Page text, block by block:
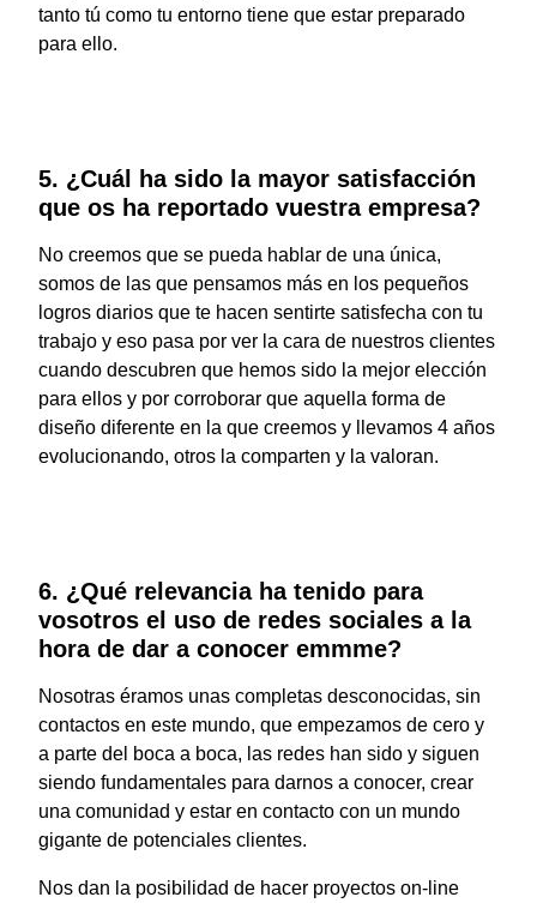
tanto tú como tu entorno tiene que estar preparado
para ello.
5. ¿Cuál ha sido la mayor satisfacción
que os ha reportado vuestra empresa?
No creemos que se pueda hablar de una única,
somos de las que pensamos más en los pequeños
logros diarios que te hacen sentirte satisfecha con tu
trabajo y eso pasa por ver la cara de nuestros clientes
cuando descubren que hemos sido la mejor elección
para ellos y por corroborar que aquella forma de
diseño diferente en la que creemos y llevamos 4 años
evolucionando, otros la comparten y la valoran.
6. ¿Qué relevancia ha tenido para
vosotros el uso de redes sociales a la
hora de dar a conocer emmme?
Nosotras éramos unas completas desconocidas, sin
contactos en este mundo, que empezamos de cero y
a parte del boca a boca, las redes han sido y siguen
siendo fundamentales para darnos a conocer, crear
una comunidad y estar en contacto con un mundo
gigante de potenciales clientes.
Nos dan la posibilidad de hacer proyectos on-line